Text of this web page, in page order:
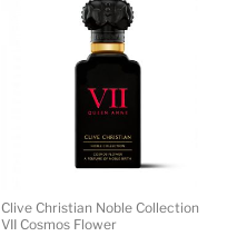
Clive Christian Noble Collection
VII Cosmos Flower